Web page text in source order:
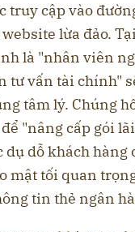
truy cập vào
lừa đảo.
là "nhân viên
tư vấn tài chính"
tâm lý. Chúng
"nâng cấp gói
dụ dỗ khách hàng
mật tối quan
tin thẻ ngân